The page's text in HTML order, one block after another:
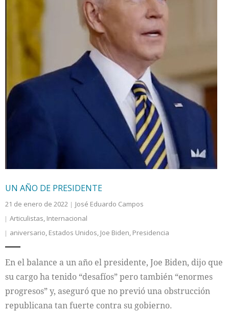
UN AÑO DE PRESIDENTE
21 de enero de 2022
José Eduardo Campos
Articulistas, Internacional
aniversario, Estados Unidos, Joe Biden, Presidencia
En el balance a un año el presidente, Joe Biden, dijo que
su cargo ha tenido “desafíos” pero también “enormes
progresos” y, aseguró que no previó una obstrucción
republicana tan fuerte contra su gobierno.